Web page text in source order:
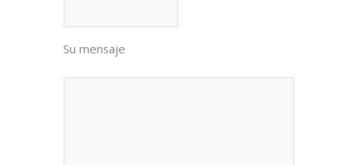
Su mensaje